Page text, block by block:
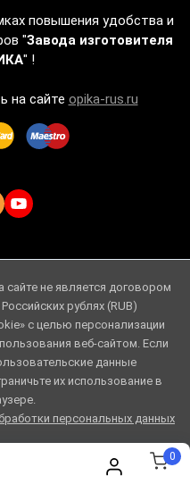
0
повышения удобства и
"Завода изготовителя
" !
на сайте opika-rus.ru
не является договором
рублях (RUB)
с целью персонализации
веб-сайтом. Если
данные
их использование в
персональных данных